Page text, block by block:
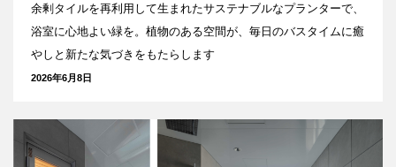
余剰タイルを再利用して生まれたサステナブルなプランターで、
浴室に心地よい緑を。植物のある空間が、毎日のバスタイムに癒
やしと新たな気づきをもたらします
2026年6月8日